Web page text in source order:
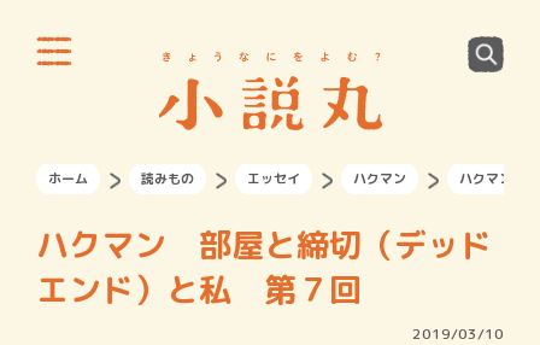
ホーム 読みもの エッセイ ハクマン ハクマン 部
ハクマン 部屋と締切（デッド
エンド）と私 第７回
2019/03/10